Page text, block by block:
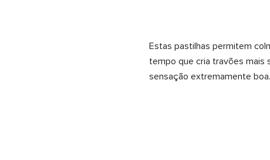
Estas pastilhas permitem
tempo que cria travões mais
sensação extremamente boa.